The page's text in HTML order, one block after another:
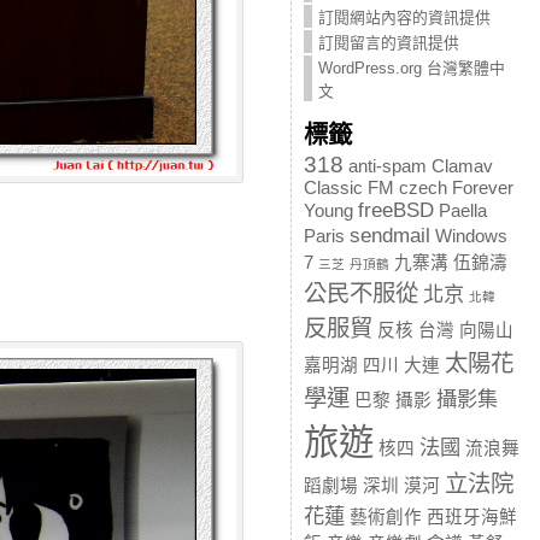
訂閱網站內容的資訊提供
訂閱留言的資訊提供
WordPress.org 台灣繁體中
文
標籤
318 anti-spam Clamav
Classic FM czech Forever
Young freeBSD Paella
Paris sendmail Windows
7 三芝 丹頂鶴 九寨溝 伍錦濤
公民不服從 北京 北韓
反服貿 反核 台灣 向陽山
嘉明湖 四川 大連 太陽花
學運 巴黎 攝影 攝影集
旅遊 核四 法國 流浪舞
蹈劇場 深圳 漠河 立法院
花蓮 藝術創作 西班牙海鮮